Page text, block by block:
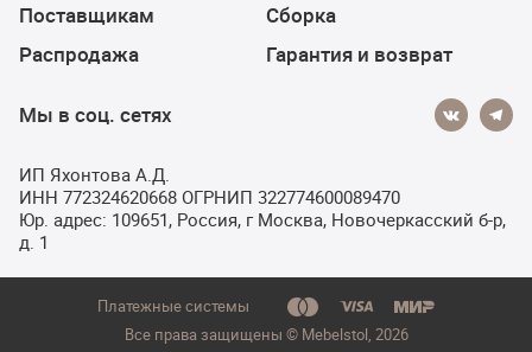
Поставщикам
Распродажа
Сборка
Гарантия и возврат
Мы в соц. сетях
ИП Яхонтова А.Д.
ИНН 772324620668 ОГРНИП 322774600089470
Юр. адрес: 109651, Россия, г Москва, Новочеркасский б-р,
д. 1
Платежные системы
Все права защищены © Мebelstol, 2026